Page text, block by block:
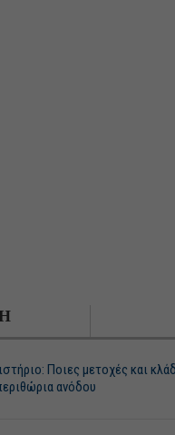
Ποιες μετοχές και
ανόδου